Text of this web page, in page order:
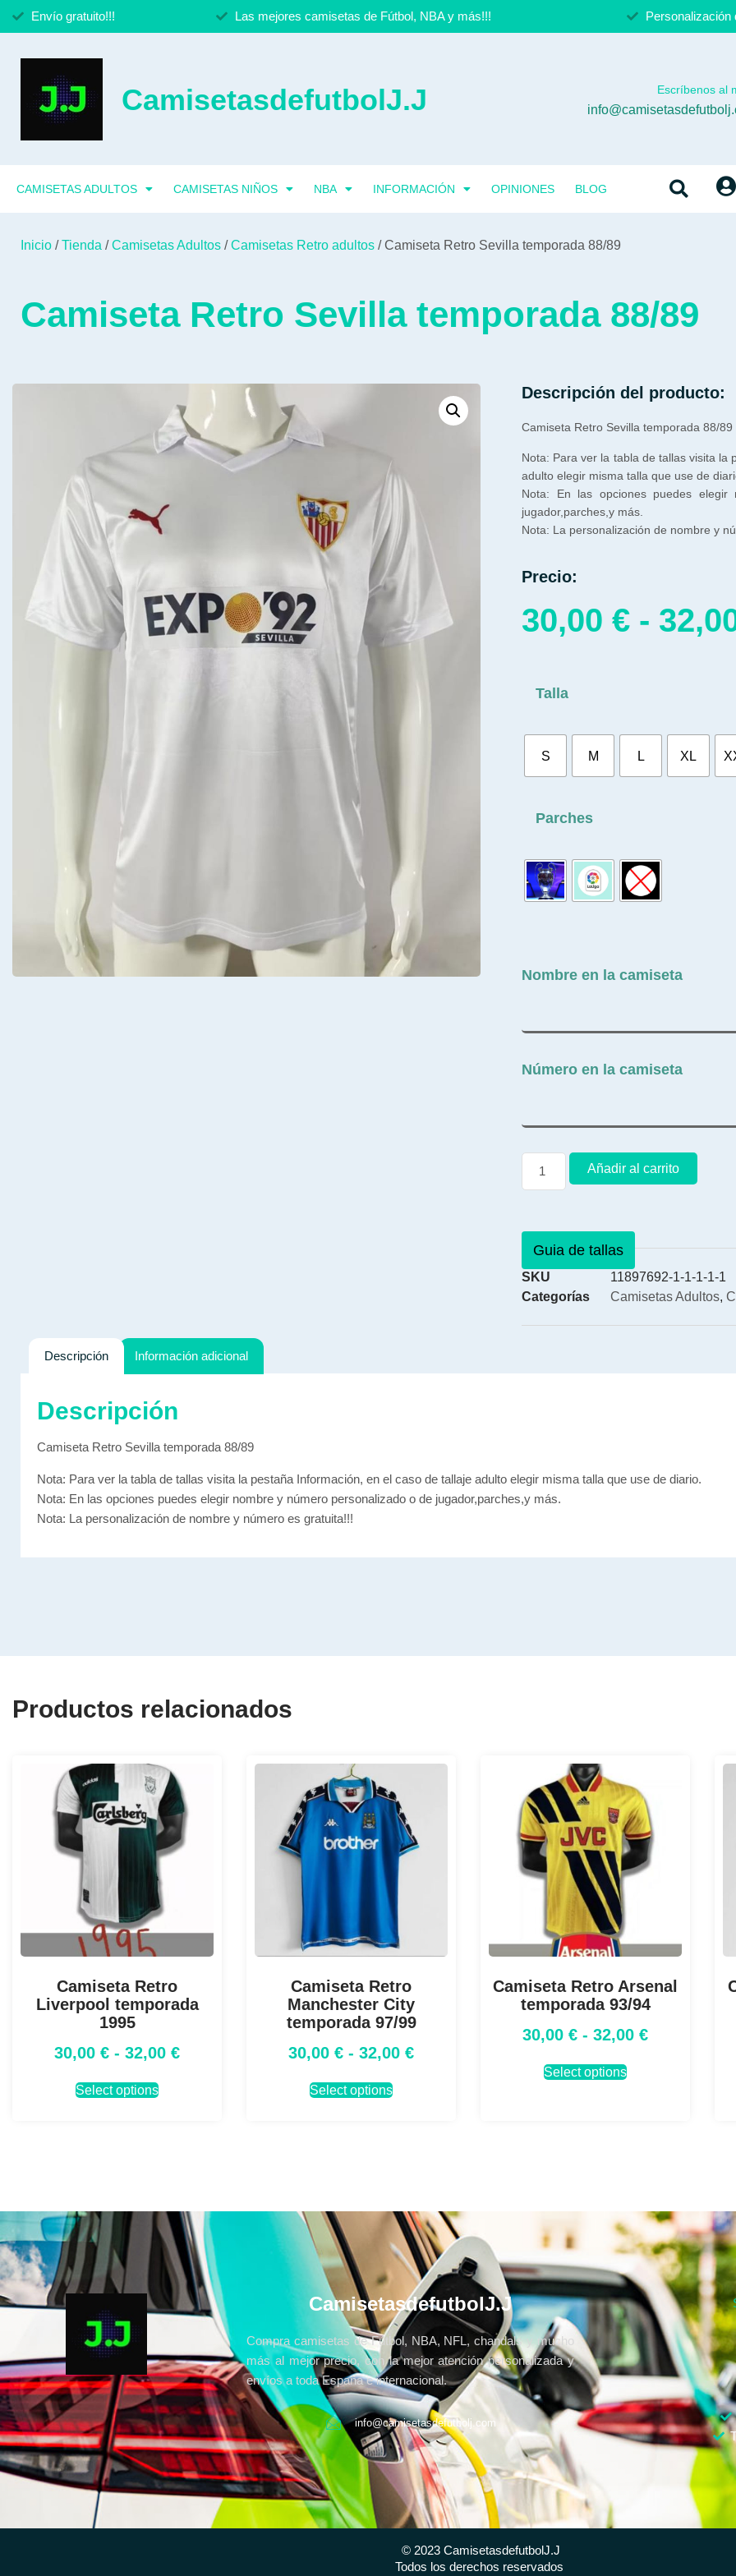
Envío gratuito!!! Las mejores camisetas de Fútbol, NBA y más!!! Personalización
CamisetasdefutbolJ.J Escríbenos al
CAMISETAS ADULTOS CAMISETAS NIÑOS NBA INFORMACIÓN OPINIONES BLOG
Inicio /Tienda /Camisetas Adultos /Camisetas Retro adultos / Camiseta Retro Sevilla temporada 88/89
Camiseta Retro Sevilla temporada 88/89
Descripción del producto:
Camiseta Retro Sevilla temporada 88/89
Nota: Para ver la tabla de tallas visita la
adulto elegir misma talla que use de
Nota: En las opciones puedes
jugador,parches,y más.
Nota: La personalización de nombre y
Precio:
30,00 € -
Talla
S M L XL
Parches
Nombre en la camiseta
Número en la camiseta
Añadir al carrito
Guia de tallas
SKU
11897692-1-1-1-1-1
Categorías
Camisetas Adultos,
Descripción Información adicional
Descripción
Camiseta Retro Sevilla temporada 88/89
Nota: Para ver la tabla de tallas visita la pestaña Información, en el caso de tallaje adulto elegir misma talla que use de diario.
Nota: En las opciones puedes elegir nombre y número personalizado o de jugador,parches,y más.
Nota: La personalización de nombre y número es gratuita!!!
Productos relacionados
Camiseta Retro
Liverpool temporada
1995
30,00 € - 32,00 €
Select options
Camiseta Retro
Manchester City
temporada 97/99
30,00 € - 32,00 €
Select options
Camiseta Retro Arsenal
temporada 93/94
30,00 € - 32,00 €
Select options
CamisetasdefutbolJ.J
Compra camisetas de Fútbol, NBA, NFL, chandals y mucho
más al mejor precio, con la mejor atención personalizada y
envíos a toda España e internacional.
info@camisetasdefutbolj.com
© 2023 CamisetasdefutbolJ.J
Todos los derechos reservados